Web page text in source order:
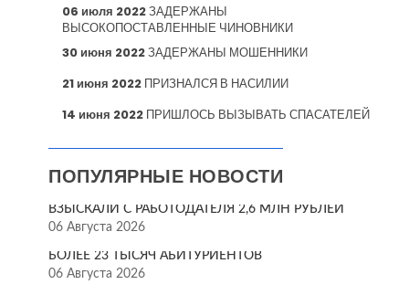
06 июля 2022ЗАДЕРЖАНЫ
ВЫСОКОПОСТАВЛЕННЫЕ ЧИНОВНИКИ
30 июня 2022ЗАДЕРЖАНЫ МОШЕННИКИ
21 июня 2022 ПРИЗНАЛСЯ В НАСИЛИИ
14 июня 2022 ПРИШЛОСЬ ВЫЗЫВАТЬ СПАСАТЕЛЕЙ
ПОПУЛЯРНЫЕ НОВОСТИ
ВЗЫСКАЛИ С РАБОТОДАТЕЛЯ 2,6 МЛН РУБЛЕЙ
06 Августа 2026
БОЛЕЕ 23 ТЫСЯЧ АБИТУРИЕНТОВ
06 Августа 2026